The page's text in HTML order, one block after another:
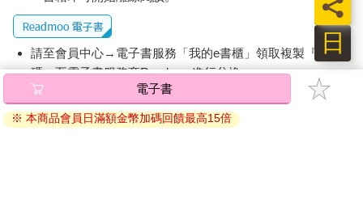
請至會員中心→電子書服務「我的e書櫃」領取複製『兌換
碼』至電子書服務商Readmoo進行兌換。
退換貨須知：
因版權保護，您在金石堂所購買的電子書僅能以金石堂專屬
日
員